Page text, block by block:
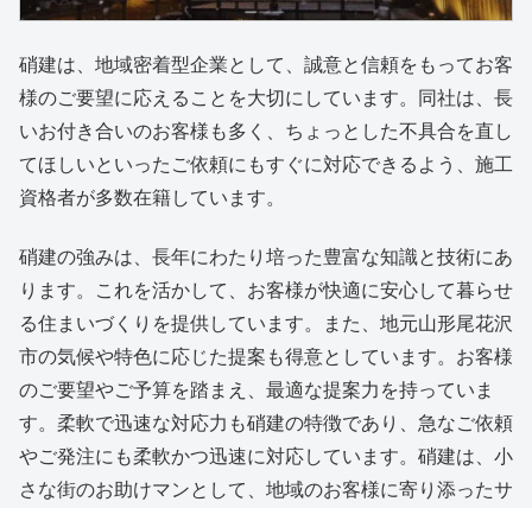
硝建は、地域密着型企業として、誠意と信頼をもってお客
様のご要望に応えることを大切にしています。同社は、長
いお付き合いのお客様も多く、ちょっとした不具合を直し
てほしいといったご依頼にもすぐに対応できるよう、施工
資格者が多数在籍しています。
硝建の強みは、長年にわたり培った豊富な知識と技術にあ
ります。これを活かして、お客様が快適に安心して暮らせ
る住まいづくりを提供しています。また、地元山形尾花沢
市の気候や特色に応じた提案も得意としています。お客様
のご要望やご予算を踏まえ、最適な提案力を持っていま
す。柔軟で迅速な対応力も硝建の特徴であり、急なご依頼
やご発注にも柔軟かつ迅速に対応しています。硝建は、小
さな街のお助けマンとして、地域のお客様に寄り添ったサ